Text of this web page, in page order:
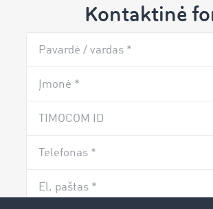
Kontaktinė
Pavardė / vardas *
Įmonė *
TIMOCOM ID
Telefonas *
El. paštas *